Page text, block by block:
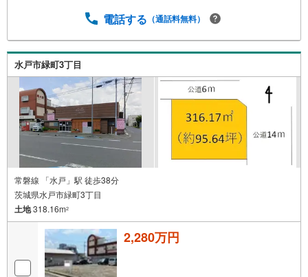
電話する （通話料無料）
水戸市緑町3丁目
常磐線 「水戸」駅 徒歩38分
茨城県水戸市緑町3丁目
土地318.16m2
2,280万円